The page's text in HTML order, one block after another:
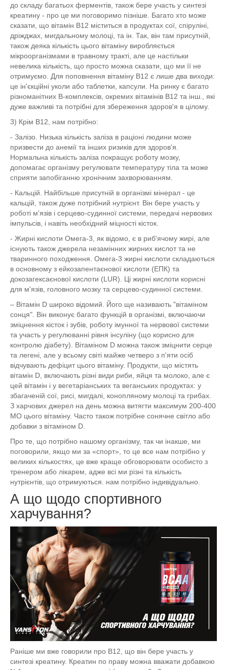
до складу багатьох ферментів, також бере участь у синтезі
креатину - про це ми поговоримо пізніше. Багато хто може
сказати, що вітамін B12 міститься в продуктах сої, спіруліні,
дріжджах, мигдальному молоці, та ін. Так, він там присутній,
також деяка кількість цього вітаміну виробляється
мікроорганізмами в травному тракті, але це настільки
невелика кількість, що просто можна сказати, що ми її не
отримуємо. Для поповнення вітаміну B12 є лише два виходи:
це ін'єкційні уколи або таблетки, капсули. На ринку є багато
різноманітних B-комплексів, окремих вітамінів B12 та інш., які
дуже важливі та потрібні для збереження здоров'я в цілому.
3) Крім B12, нам потрібно:
- Залізо. Низька кількість заліза в раціоні людини може
призвести до анемії та інших ризиків для здоров'я.
Нормальна кількість заліза покращує роботу мозку,
допомагає організму регулювати температуру тіла та може
сприяти запобіганню хронічним захворюванням.
- Кальцій. Найбільше присутній в організмі мінерал - це
кальцій, також дуже потрібний нутрієнт. Він бере участь у
роботі м'язів і серцево-судинної системи, передачі нервових
імпульсів, і навіть необхідний міцності кісток.
- Жирні кислоти Омега-3, як відомо, є в риб'ячому жирі, але
існують також джерела незамінних жирних кислот та не
тваринного походження. Омега-3 жирні кислоти складаються
в основному з ейкозапентаєнової кислоти (ЕПК) та
докозагексаєнової кислоти (LUR). Ці жирні кислоти корисні
для м'язів, головного мозку та серцево-судинної системи.
– Вітамін D широко відомий. Його ще називають "вітаміном
сонця". Він виконує багато функцій в організмі, включаючи
зміцнення кісток і зубів, роботу імунної та нервової системи
та участь у регулюванні рівня інсуліну (що корисно для
контролю діабету). Вітаміном D можна також зміцнити серце
та легені, але у всьому світі майже четверо з п'яти осіб
відчувають дефіцит цього вітаміну. Продукти, що містять
вітамін D, включають різні види риби, яйця та молоко, але є
цей вітамін і у вегетаріанських та веганських продуктах: у
збагаченій сої, рисі, мигдалі, конопляному молоці та грибах.
З харчових джерел на день можна витягти максимум 200-400
МО цього вітаміну. Часто також потрібне сонячне світло або
добавки з вітаміном D.
Про те, що потрібно нашому організму, так чи інакше, ми
поговорили, якщо ми за «спорт», то це все нам потрібно у
великих кількостях, це вже краще обговорювати особисто з
тренером або лікарем, адже всі ми різні та кількість
нутрієнтів, що отримуються. нам потрібно індивідуально.
А що щодо спортивного
харчування?
Раніше ми вже говорили про B12, що він бере участь у
синтезі креатину. Креатин по праву можна вважати добавкою